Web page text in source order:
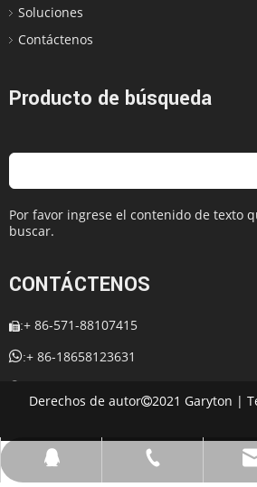
Soluciones
Contáctenos
Producto de búsqueda
Por favor ingrese el contenido de texto
buscar.
+ 86-18658123631
+ 86-18658123631
CONTÁCTENOS
:+ 86-571-88107415
:+ 86-18658123631
: 657098666
Derechos de autor2021 Garyton |